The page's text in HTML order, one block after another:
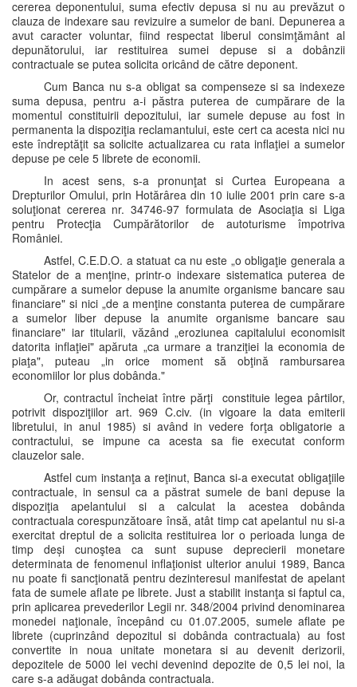
cererea deponentului, suma efectiv depusa si nu au prevăzut o
clauza de indexare sau revizuire a sumelor de bani. Depunerea a
avut caracter voluntar, fiind respectat liberul consimţământ al
depunătorului, iar restituirea sumei depuse si a dobânzii
contractuale se putea solicita oricând de către deponent.
Cum Banca nu s-a obligat sa compenseze si sa indexeze
suma depusa, pentru a-i păstra puterea de cumpărare de la
momentul constituirii depozitului, iar sumele depuse au fost in
permanenta la dispoziţia reclamantului, este cert ca acesta nici nu
este îndreptăţit sa solicite actualizarea cu rata inflaţiei a sumelor
depuse pe cele 5 librete de economii.
In acest sens, s-a pronunţat si Curtea Europeana a
Drepturilor Omului, prin Hotărârea din 10 iulie 2001 prin care s-a
soluţionat cererea nr. 34746-97 formulata de Asociaţia si Liga
pentru Protecţia Cumpărătorilor de autoturisme împotriva
României.
Astfel, C.E.D.O. a statuat ca nu este „o obligaţie generala a
Statelor de a menţine, printr-o indexare sistematica puterea de
cumpărare a sumelor depuse la anumite organisme bancare sau
financiare" si nici „de a menţine constanta puterea de cumpărare
a sumelor liber depuse la anumite organisme bancare sau
financiare" iar titularii, văzând „eroziunea capitalului economisit
datorita inflaţiei" apăruta „ca urmare a tranziţiei la economia de
piaţa", puteau „in orice moment să obţină rambursarea
economiilor lor plus dobânda."
Or, contractul încheiat între părţi constituie legea pârtilor,
potrivit dispoziţiilor art. 969 C.civ. (in vigoare la data emiterii
libretului, in anul 1985) si având in vedere forţa obligatorie a
contractului, se impune ca acesta sa fie executat conform
clauzelor sale.
Astfel cum instanţa a reţinut, Banca si-a executat obligaţiile
contractuale, in sensul ca a păstrat sumele de bani depuse la
dispoziţia apelantului si a calculat la acestea dobânda
contractuala corespunzătoare însă, atât timp cat apelantul nu si-a
exercitat dreptul de a solicita restituirea lor o perioada lunga de
timp deși cunoştea ca sunt supuse deprecierii monetare
determinata de fenomenul inflaţionist ulterior anului 1989, Banca
nu poate fi sancţionată pentru dezinteresul manifestat de apelant
fata de sumele aflate pe librete. Just a stabilit instanţa si faptul ca,
prin aplicarea prevederilor Legii nr. 348/2004 privind denominarea
monedei naţionale, începând cu 01.07.2005, sumele aflate pe
librete (cuprinzând depozitul si dobânda contractuala) au fost
convertite in noua unitate monetara si au devenit derizorii,
depozitele de 5000 lei vechi devenind depozite de 0,5 lei noi, la
care s-a adăugat dobânda contractuala.